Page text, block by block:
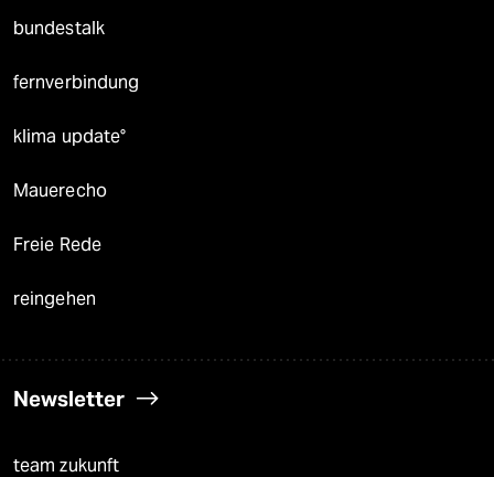
bundestalk
fernverbindung
klima update°
Mauerecho
Freie Rede
reingehen
Newsletter
team zukunft